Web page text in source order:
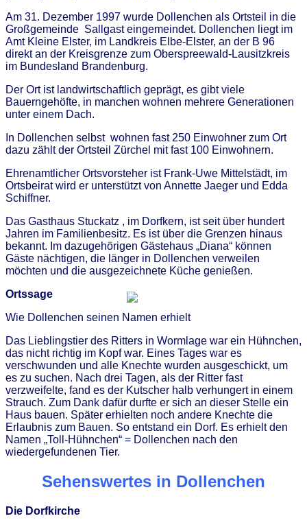
Am 31. Dezember 1997 wurde Dollenchen als Ortsteil in die
Großgemeinde Sallgast eingemeindet. Dollenchen liegt im
Amt Kleine Elster, im Landkreis Elbe-Elster, an der B 96
direkt an der Kreisgrenze zum Oberspreewald-Lausitzkreis
im Bundesland Brandenburg.
Der Ort ist landwirtschaftlich geprägt, es gibt viele
Bauerngehöfte, in manchen wohnen mehrere Generationen
unter einem Dach.
In Dollenchen selbst wohnen fast 250 Einwohner zum Ort
dazu zählt der Ortsteil Zürchel mit fast 100 Einwohnern.
Ehrenamtlicher Ortsvorsteher ist Frank-Uwe Mittelstädt, im
Ortsbeirat wird er unterstützt von Annette Jaeger und Edda
Schiffner.
Das Gasthaus Stuckatz , im Dorfkern, ist seit über hundert
Jahren im Familienbesitz. Es ist über die Grenzen hinaus
bekannt. Im dazugehörigen Gästehaus „Diana“ können
Gäste nächtigen, die länger in Dollenchen verweilen
möchten und die ausgezeichnete Küche genießen.
Ortssage
Wie Dollenchen seinen Namen erhielt
Das Lieblingstier des Ritters in Wormlage war ein Hühnchen,
das nicht richtig im Kopf war. Eines Tages war es
verschwunden und alle Knechte wurden ausgeschickt, um
es zu suchen. Nach drei Tagen, als der Ritter fast
verzweifelte, fand es der Kutscher halb verhungert in einem
Strauch. Zum Dank dafür durfte er sich an dieser Stelle ein
Haus bauen. Später erhielten noch andere Knechte die
Erlaubnis zum Bauen. So entstand ein Dorf. Es erhielt den
Namen „Toll-Hühnchen“ = Dollenchen nach den
wiedergefundenen Tier.
Sehenswertes in Dollenchen
Die Dorfkirche